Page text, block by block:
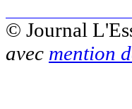
© Journal
avec mention